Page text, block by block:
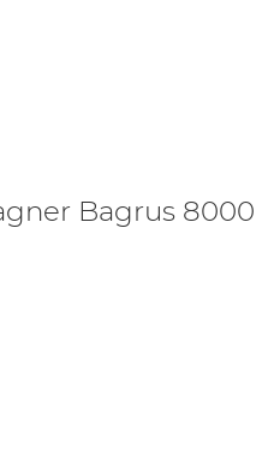
Bagrus 8000